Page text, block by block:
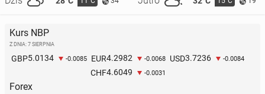
Kurs NBP
Z DNIA: 7 SIERPNIA
GBP5.0134 -0.0085 EUR4.2982 -0.0068 USD3.7236 -0.0084
CHF4.6049 -0.0031
Forex